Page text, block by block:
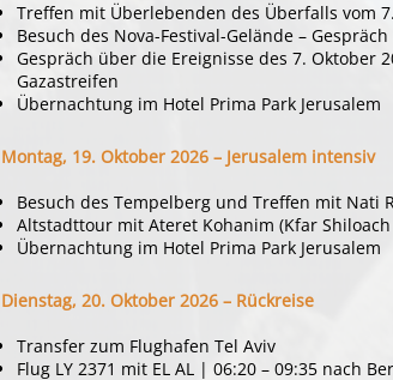
Treffen mit Überlebenden des Überfalls vom
Besuch des Nova-Festival-Gelände –
Gespräch über die Ereignisse des 7. Oktober
Gazastreifen
Übernachtung im Hotel Prima Park Jerusalem
Montag, 19. Oktober 2026 – Jerusalem intensiv
Besuch des Tempelberg und Treffen mit Nati
Altstadttour mit Ateret Kohanim (Kfar
Übernachtung im Hotel Prima Park Jerusalem
Dienstag, 20. Oktober 2026 – Rückreise
Transfer zum Flughafen Tel Aviv
Flug LY 2371 mit EL AL | 06:20 – 09:35 nach